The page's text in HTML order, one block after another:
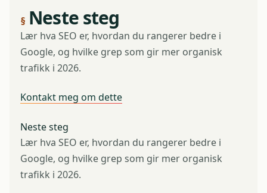
Neste steg
Lær hva SEO er, hvordan du rangerer bedre i
Google, og hvilke grep som gir mer organisk
trafikk i 2026.
Neste steg
Lær hva SEO er, hvordan du rangerer bedre i
Google, og hvilke grep som gir mer organisk
trafikk i 2026.
Kontakt meg om dette